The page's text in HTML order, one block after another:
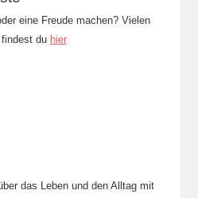
eine Freude machen? Vielen
du hier
das Leben und den Alltag mit